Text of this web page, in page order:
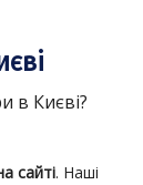
в Києві?
сайті. Наші